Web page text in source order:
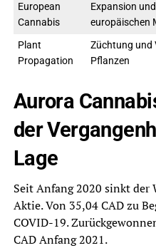
European
Cannabis
Expansion
europäischen
Plant
Propagation
Züchtung und
Pflanzen
Aurora
der
Lage
Seit Anfang 2020 sinkt der
Aktie. Von 35,04 CAD zu
COVID-19.
CAD Anfang 2021.